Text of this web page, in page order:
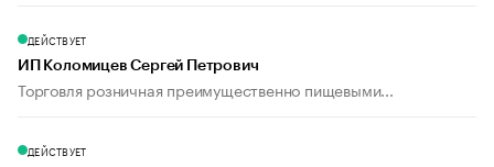
ДЕЙСТВУЕТ
ИП Коломицев Сергей Петрович
Торговля розничная преимущественно пищевыми...
ДЕЙСТВУЕТ